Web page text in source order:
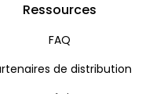
Ressources
FAQ
de distribution